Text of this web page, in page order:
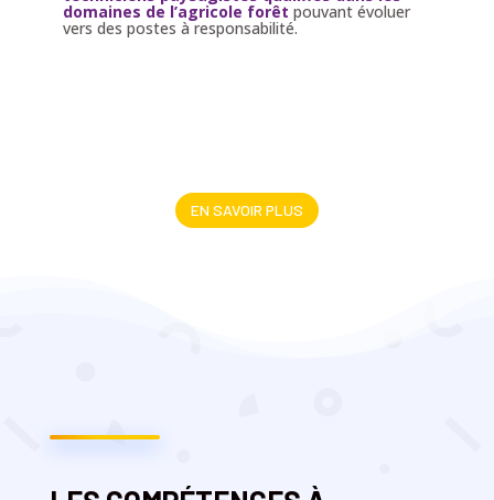
domaines de l’agricole forêt pouvant évoluer
vers des postes à responsabilité.
EN SAVOIR PLUS